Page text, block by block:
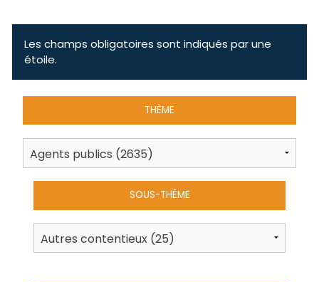
Les champs obligatoires sont indiqués par une
étoile.
THÈME
SOUS-THÈME